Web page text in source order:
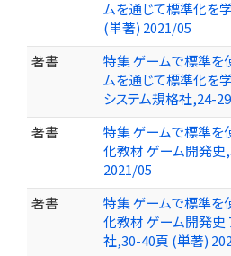
ムを通じて標準化を
(単著) 2021/05
著書
特集 ゲームで標準を
ムを通じて標準化を
システム規格社,24-
著書
特集 ゲームで標準を
化教材 ゲーム開発
2021/05
著書
特集 ゲームで標準を
化教材 ゲーム開発史
社,30-40頁 (単著)